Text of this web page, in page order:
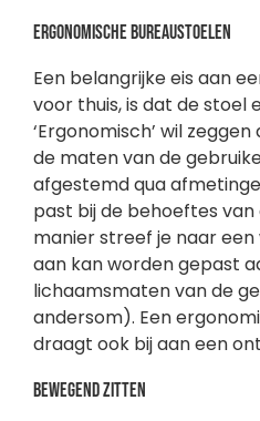
Ergonomische bureaustoelen
Een belangrijke eis aan
voor thuis, is dat de stoel
‘Ergonomisch’ wil
de maten van de
afgestemd qua
past bij de behoeftes van
manier streef je naar
aan kan worden gepast
lichaamsmaten van de
andersom). Een
draagt ook bij aan een
Bewegend zitten